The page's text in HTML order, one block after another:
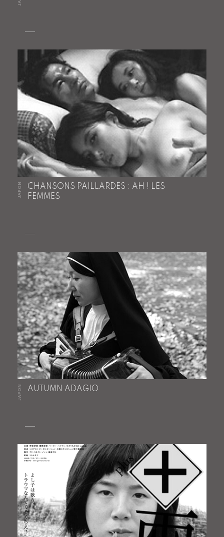
JAPON
CHANSONS PAILLARDES : AH ! LES
FEMMES
JAPON AUTUMN ADAGIO